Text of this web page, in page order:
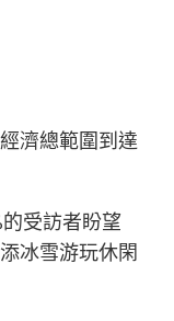
濟總範圍到達
受訪者盼望
冰雪游玩休閑